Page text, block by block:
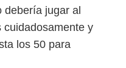
debería jugar al
y
los 50 para